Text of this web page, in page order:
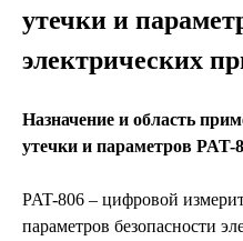
утечки и
электрических
Назначение и область
утечки и параметров PAT-
PAT-806 – цифровой
параметров безопасности